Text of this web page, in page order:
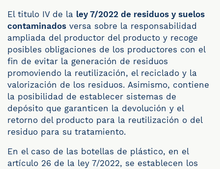
El titulo IV de la ley 7/2022 de residuos y suelos
contaminados versa sobre la responsabilidad
ampliada del productor del producto y recoge
posibles obligaciones de los productores con el
fin de evitar la generación de residuos
promoviendo la reutilización, el reciclado y la
valorización de los residuos. Asimismo, contiene
la posibilidad de establecer sistemas de
depósito que garanticen la devolución y el
retorno del producto para la reutilización o del
residuo para su tratamiento.
En el caso de las botellas de plástico, en el
artículo 26 de la ley 7/2022, se establecen los